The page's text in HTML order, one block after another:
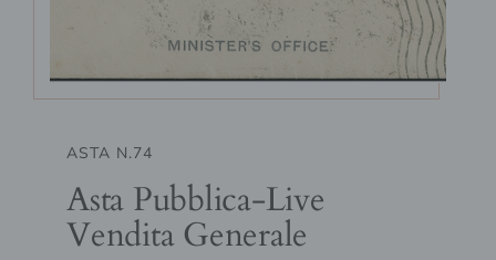
ASTA N.74
Asta Pubblica-Live
Vendita Generale